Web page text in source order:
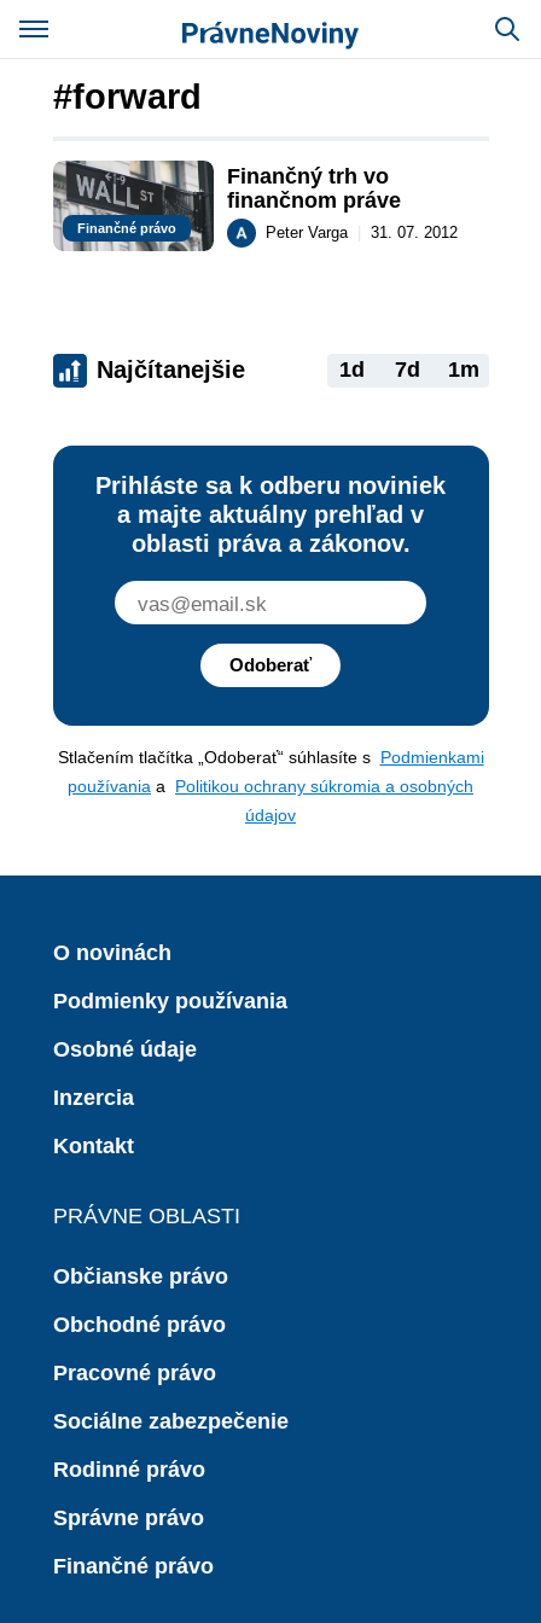
#forward
Finančné právo
Finančný trh vo
finančnom práve
Peter Varga 31. 07. 2012
Najčítanejšie 1d 7d 1m
Prihláste sa k odberu noviniek
a majte aktuálny prehľad v
oblasti práva a zákonov.
Odoberať
Stlačením tlačítka „Odoberať“ súhlasíte s Podmienkami
používania a Politikou ochrany súkromia a osobných
údajov
O novinách
Podmienky používania
Osobné údaje
Inzercia
Kontakt
PRÁVNE OBLASTI
Občianske právo
Obchodné právo
Pracovné právo
Sociálne zabezpečenie
Rodinné právo
Správne právo
Finančné právo